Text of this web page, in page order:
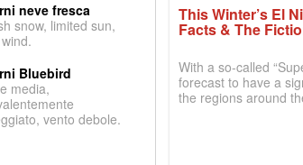
neve fresca
snow, limited sun,
Bluebird
media,
vento debole.
This Winter’s El
Facts & The
With a so-called
forecast to have a
the regions around